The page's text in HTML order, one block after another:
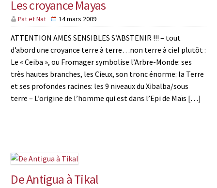
Les croyance Mayas
Pat et Nat 14 mars 2009
ATTENTION AMES SENSIBLES S’ABSTENIR !!! – tout
d’abord une croyance terre à terre…non terre à ciel plutôt :
Le « Ceiba », ou Fromager symbolise l’Arbre-Monde: ses
très hautes branches, les Cieux, son tronc énorme: la Terre
et ses profondes racines: les 9 niveaux du Xibalba/sous
terre – L’origine de l’homme qui est dans l’Epi de Maïs […]
De Antigua à Tikal